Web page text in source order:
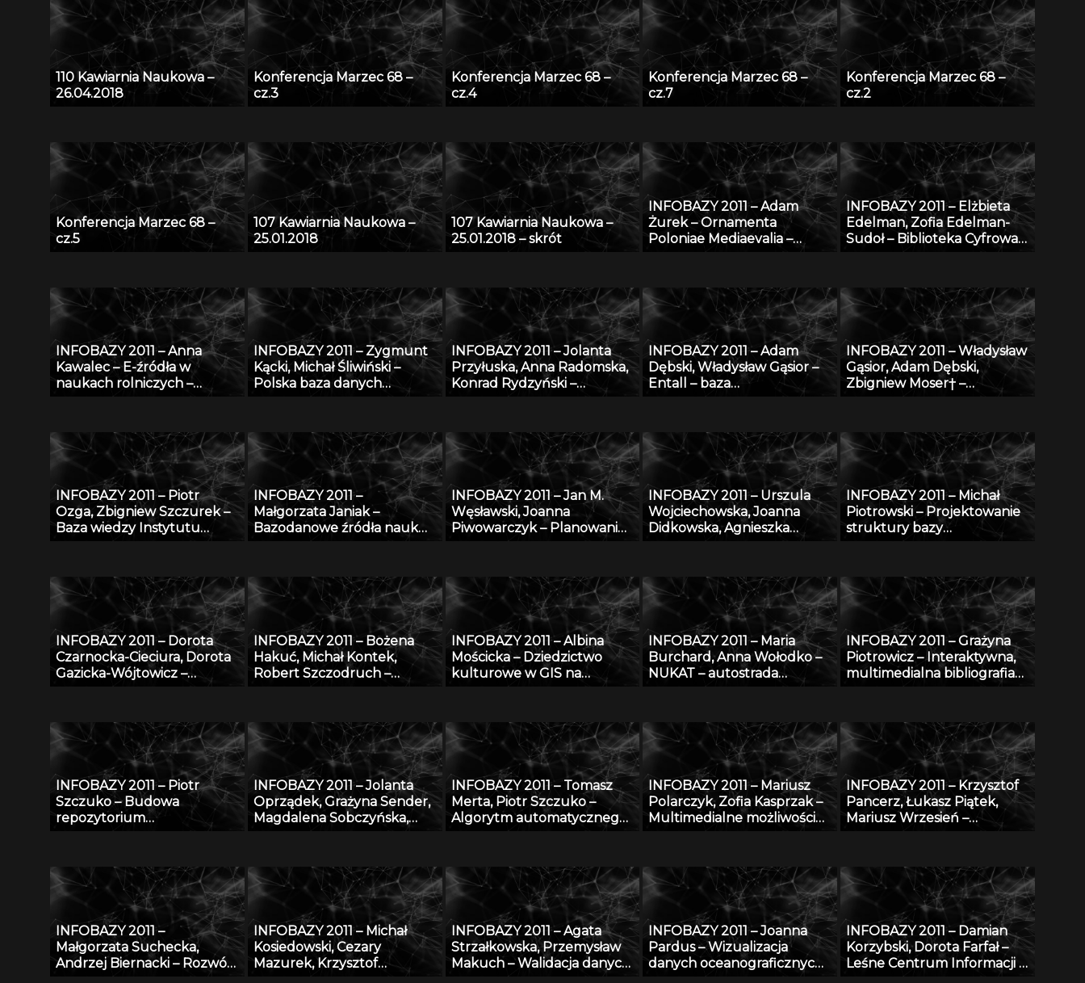
110 Kawiarnia Naukowa –
26.04.2018
Konferencja Marzec 68 –
cz.3
Konferencja Marzec 68 –
cz.4
Konferencja Marzec 68 –
cz.7
Konferencja Marzec 68 –
cz.2
Konferencja Marzec 68 –
cz.5
107 Kawiarnia Naukowa –
25.01.2018
107 Kawiarnia Naukowa –
25.01.2018 – skrót
INFOBAZY 2011 – Adam
Żurek – Ornamenta
Poloniae Mediaevalia –
form i detalu na tle
europejskim
INFOBAZY 2011 – Elżbieta
Edelman, Zofia Edelman-
Sudoł – Biblioteka Cyfrowa
stan obecny i przyszłość
INFOBAZY 2011 – Anna
Kawalec – E-źródła w
naukach rolniczych –
kontekście tworzenia baz
danych
INFOBAZY 2011 – Zygmunt
Kącki, Michał Śliwiński –
Polska baza danych
działania, zasoby i
perspektywy
INFOBAZY 2011 – Jolanta
Przyłuska, Anna Radomska,
Konrad Rydzyński –
wiedzą i badaniami
naukowymi w IMP w Łodzi
INFOBAZY 2011 – Adam
Dębski, Władysław Gąsior –
Entall – baza
układu Li-Si
INFOBAZY 2011 – Władysław
Gąsior, Adam Dębski,
Zbigniew Moser† –
fizykochemicznych metali i
stopów
INFOBAZY 2011 – Piotr
Ozga, Zbigniew Szczurek –
Baza wiedzy Instytutu
naukowego ITB nauce i
gospodarce
INFOBAZY 2011 –
Małgorzata Janiak –
Bazodanowe źródła nauk
INFOBAZY 2011 – Jan M.
Węsławski, Joanna
Piwowarczyk – Planowanie
INFOBAZY 2011 – Urszula
Wojciechowska, Joanna
Didkowska, Agnieszka
wymiany wiedzy o
zagrożeniu nowotworami
złośliwymi
INFOBAZY 2011 – Michał
Piotrowski – Projektowanie
struktury bazy
ograniczonych zasobów
INFOBAZY 2011 – Dorota
Czarnocka-Cieciura, Dorota
Gazicka-Wójtowicz –
coś więcej niż Biblioteka
Cyfrowa
INFOBAZY 2011 – Bożena
Hakuć, Michał Kontek,
Robert Szczodruch –
Pomorskiej Bibliotece
Cyfrowej
INFOBAZY 2011 – Albina
Mościcka – Dziedzictwo
kulturowe w GIS na
INFOBAZY 2011 – Maria
Burchard, Anna Wołodko –
NUKAT – autostrada
INFOBAZY 2011 – Grażyna
Piotrowicz – Interaktywna,
multimedialna bibliografia
INFOBAZY 2011 – Piotr
Szczuko – Budowa
repozytorium
pozy na podstawie
obserwacji 2D
INFOBAZY 2011 – Jolanta
Oprządek, Grażyna Sender,
Magdalena Sobczyńska,
Maciej Kossakowski, Cong Le
– Bazy danych z zakresu
genomiki, biotechnologii i
jakości produktów
pochodzenia zwierzęcego
INFOBAZY 2011 – Tomasz
Merta, Piotr Szczuko –
Algorytm automatycznego
wyszukiwania pojazdów w
bazie danych
INFOBAZY 2011 – Mariusz
Polarczyk, Zofia Kasprzak –
Multimedialne możliwości
„Rozbudowa i
przekształcenie
bibliograficznej bazy
danych AGRO w bazę
bibliograficzno-abstraktową
z wykorzystaniem
oprogramowania YA
INFOBAZY 2011 – Krzysztof
Pancerz, Łukasz Piątek,
Mariusz Wrzesień –
zastosowaniem metod
konstruktywnej indukcji
oraz zbiorów przybliżonych
INFOBAZY 2011 –
Małgorzata Suchecka,
Andrzej Biernacki – Rozwój
INFOBAZY 2011 – Michał
Kosiedowski, Cezary
Mazurek, Krzysztof
INFOBAZY 2011 – Agata
Strzałkowska, Przemysław
Makuch – Walidacja danych
INFOBAZY 2011 – Joanna
Pardus – Wizualizacja
danych oceanograficznych
INFOBAZY 2011 – Damian
Korzybski, Dorota Farfał –
Leśne Centrum Informacji –